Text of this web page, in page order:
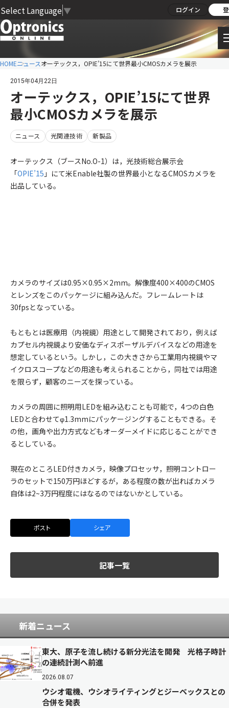
Select Language ▼ ログイン
HOMEニュースオーテックス，OPIE’15にて世界最小CMOSカメラを展示
2015年04月22日
オーテックス，OPIE’15にて世界
最小CMOSカメラを展示
ニュース 光関連技術 新製品
オーテックス（ブースNo.O-1）は，光技術総合展示会
「OPIE’15 」にて米Enable社製の世界最小となるCMOSカメラを
出品している。
カメラのサイズは0.95×0.95×2mm。解像度400×400のCMOS
とレンズをこのパッケージに組み込んだ。フレームレートは
30fpsとなっている。
もともとは医療用（内視鏡）用途として開発されており，例えば
カプセル内視鏡より安価なディスポーザルデバイスなどの用途を
想定しているという。しかし，この大きさから工業用内視鏡やマ
イクロスコープなどの用途も考えられることから，同社では用途
を限らず，顧客のニーズを探っている。
カメラの周囲に照明用LEDを組み込むことも可能で，4つの白色
LEDと合わせてφ1.3mmにパッケージングすることもできる。そ
の他，画角や出力方式などもオーダーメイドに応じることができ
るとしている。
現在のところLED付きカメラ，映像プロセッサ，照明コントロー
ラのセットで150万円ほどするが，ある程度の数が出ればカメラ
自体は2~3万円程度にはなるのではないかとしている。
ポスト シェア
記事一覧
新着ニュース
東大、原子を流し続ける新分光法を開発 光格子時計
の連続計測へ前進
2026.08.07
ウシオ電機、ウシオライティングとジーベックスとの
合併を発表